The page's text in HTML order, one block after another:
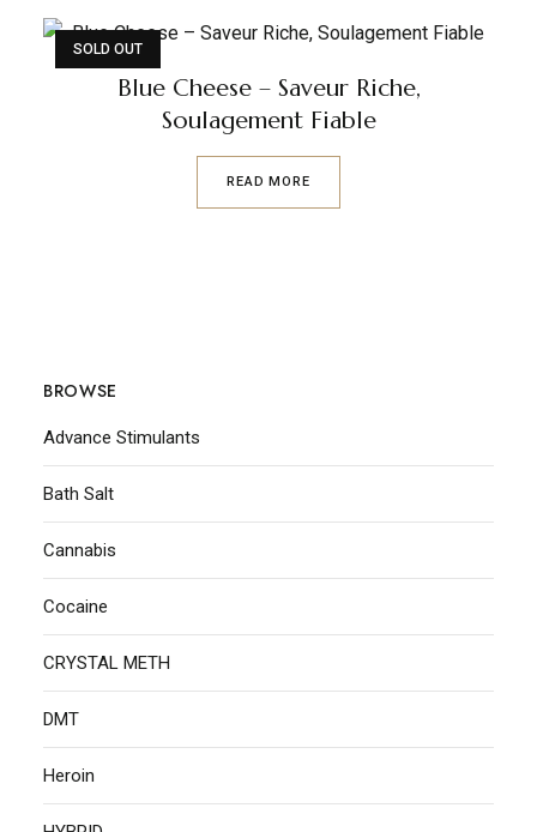
SOLD OUT
Blue Cheese – Saveur Riche,
Soulagement Fiable
READ MORE
BROWSE
Advance Stimulants
Bath Salt
Cannabis
Cocaine
CRYSTAL METH
DMT
Heroin